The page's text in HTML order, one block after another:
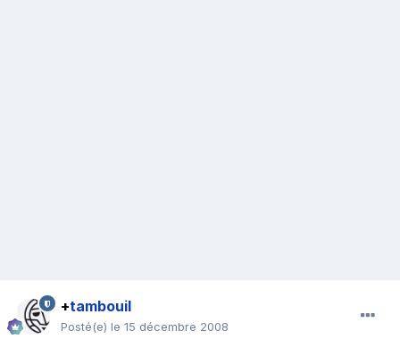
+tambouil
Posté(e) le 15 décembre 2008